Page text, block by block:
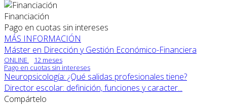
Financiación
Pago en cuotas sin intereses
MÁS INFORMACIÓN
Máster en Dirección y Gestión Económico-Financiera
ONLINE
12 meses
Pago en cuotas sin intereses
Neuropsicología: ¿Qué salidas profesionales tiene?
Director escolar: definición, funciones y caracter...
Compártelo